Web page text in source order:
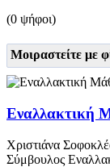
(0 ψήφοι)
Μοιραστείτε με
Εναλλακτική
Χριστιάνα
Σύμβουλος